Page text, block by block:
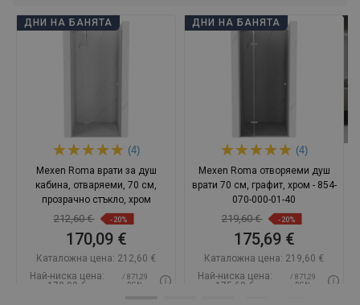
ДНИ НА БАНЯТА
(4)
Mexen Roma врати за душ
кабина, отваряеми, 70 см,
прозрачно стъкло, хром
212,60 € -20%
170,09 €
Каталожна цена: 212,60 €
Най-ниска цена:
170,09 €
/ 871,29
BGN
ДНИ НА БАНЯТА
(4)
Mexen Roma отворяеми душ
врати 70 см, графит, хром - 854-
070-000-01-40
219,60 € -20%
175,69 €
Каталожна цена: 219,60 €
Най-ниска цена:
175,69 €
/ 871,29
BGN